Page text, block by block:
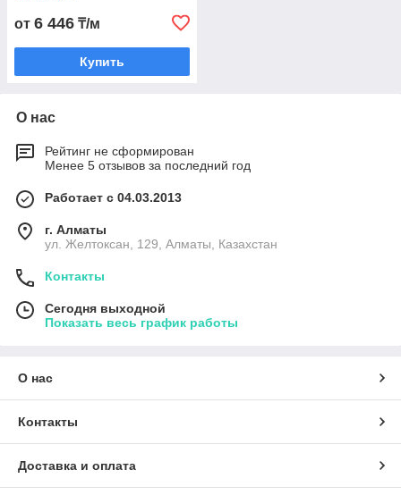
от 6 446 ₸/м
Купить
О нас
Рейтинг не сформирован
Менее 5 отзывов за последний год
Работает с 04.03.2013
г. Алматы
ул. Желтоксан, 129, Алматы, Казахстан
Контакты
Сегодня выходной
Показать весь график работы
О нас
Контакты
Доставка и оплата